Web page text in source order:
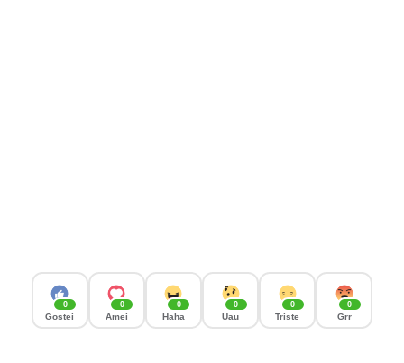
0
Gostei
0
Amei
0
Haha
0
Uau
0
Triste
0
Grr